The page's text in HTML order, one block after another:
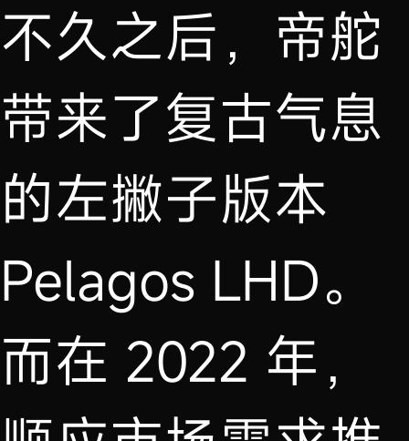
不久之后，帝舵
带来了复古气息
的左撇子版本
Pelagos LHD。
而在 2022 年，